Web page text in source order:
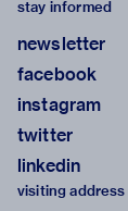
stay informed
newsletter
facebook
instagram
twitter
linkedin
visiting address